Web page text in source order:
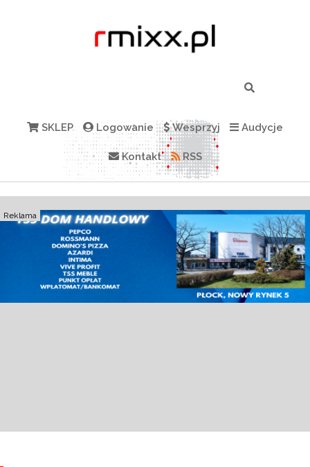
SKLEP Logowanie Wesprzyj Audycje
Kontakt RSS
Reklama